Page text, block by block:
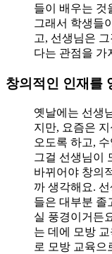
들이 배우는 것
그래서 학생들
고, 선생님은
다는 관점을 가
창의적인 인재를
옛날에는 선생
지만, 요즘은
오도록 하고,
그걸 선생님이
바뀌어야 창의
까 생각해요.
들은 대부분 졸
실 풍경이거든
는 데에 모방
로 모방 교육으